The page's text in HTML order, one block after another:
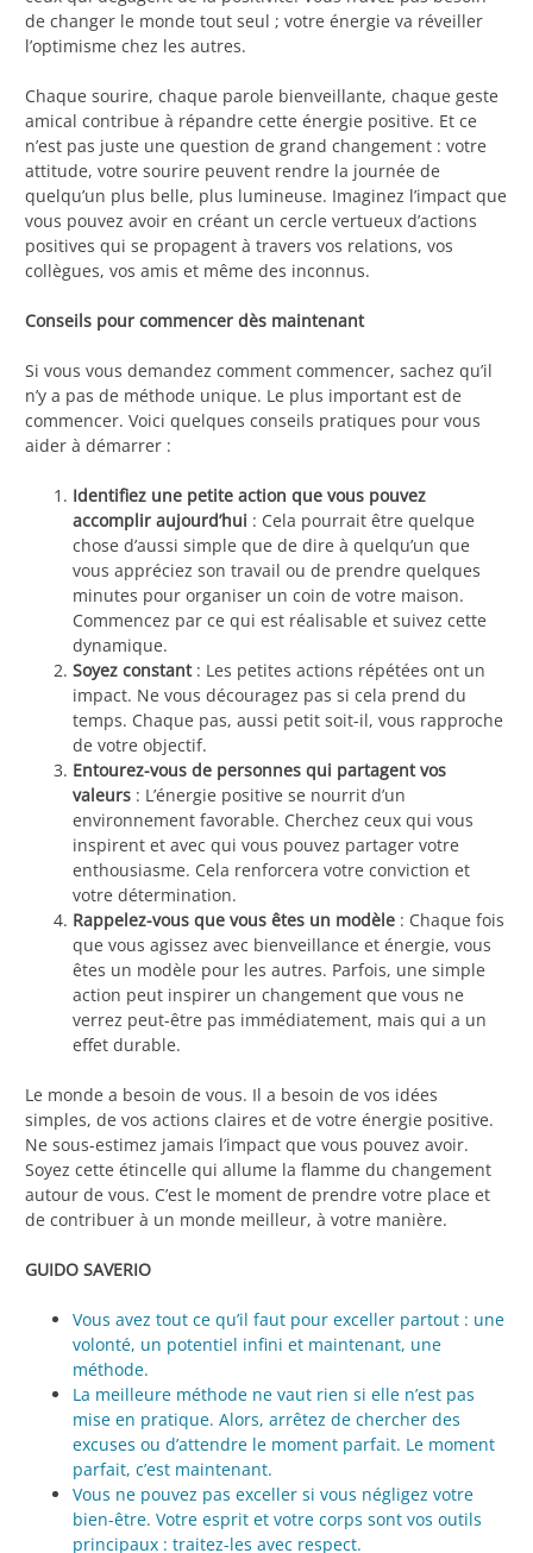
de changer le monde tout seul ; votre énergie va réveiller
l’optimisme chez les autres.
Chaque sourire, chaque parole bienveillante, chaque geste
amical contribue à répandre cette énergie positive. Et ce
n’est pas juste une question de grand changement : votre
attitude, votre sourire peuvent rendre la journée de
quelqu’un plus belle, plus lumineuse. Imaginez l’impact que
vous pouvez avoir en créant un cercle vertueux d’actions
positives qui se propagent à travers vos relations, vos
collègues, vos amis et même des inconnus.
Conseils pour commencer dès maintenant
Si vous vous demandez comment commencer, sachez qu’il
n’y a pas de méthode unique. Le plus important est de
commencer. Voici quelques conseils pratiques pour vous
aider à démarrer :
Identifiez une petite action que vous pouvez
accomplir aujourd’hui : Cela pourrait être quelque
chose d’aussi simple que de dire à quelqu’un que
vous appréciez son travail ou de prendre quelques
minutes pour organiser un coin de votre maison.
Commencez par ce qui est réalisable et suivez cette
dynamique.
Soyez constant: Les petites actions répétées ont un
impact. Ne vous découragez pas si cela prend du
temps. Chaque pas, aussi petit soit-il, vous rapproche
de votre objectif.
Entourez-vous de personnes qui partagent vos
valeurs : L’énergie positive se nourrit d’un
environnement favorable. Cherchez ceux qui vous
inspirent et avec qui vous pouvez partager votre
enthousiasme. Cela renforcera votre conviction et
votre détermination.
Rappelez-vous que vous êtes un modèle : Chaque fois
que vous agissez avec bienveillance et énergie, vous
êtes un modèle pour les autres. Parfois, une simple
action peut inspirer un changement que vous ne
verrez peut-être pas immédiatement, mais qui a un
effet durable.
Le monde a besoin de vous. Il a besoin de vos idées
simples, de vos actions claires et de votre énergie positive.
Ne sous-estimez jamais l’impact que vous pouvez avoir.
Soyez cette étincelle qui allume la flamme du changement
autour de vous. C’est le moment de prendre votre place et
de contribuer à un monde meilleur, à votre manière.
GUIDO SAVERIO
Vous avez tout ce qu’il faut pour exceller partout : une
volonté, un potentiel infini et maintenant, une
méthode.
La meilleure méthode ne vaut rien si elle n’est pas
mise en pratique. Alors, arrêtez de chercher des
excuses ou d’attendre le moment parfait. Le moment
parfait, c’est maintenant.
Vous ne pouvez pas exceller si vous négligez votre
bien-être. Votre esprit et votre corps sont vos outils
principaux : traitez-les avec respect.